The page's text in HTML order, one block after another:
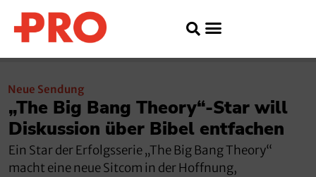
Neue Sendung
„The Big Bang Theory“-Star will
Diskussion über Bibel entfachen
Ein Star der Erfolgsserie „The Big Bang Theory“
macht eine neue Sitcom in der Hoffnung,